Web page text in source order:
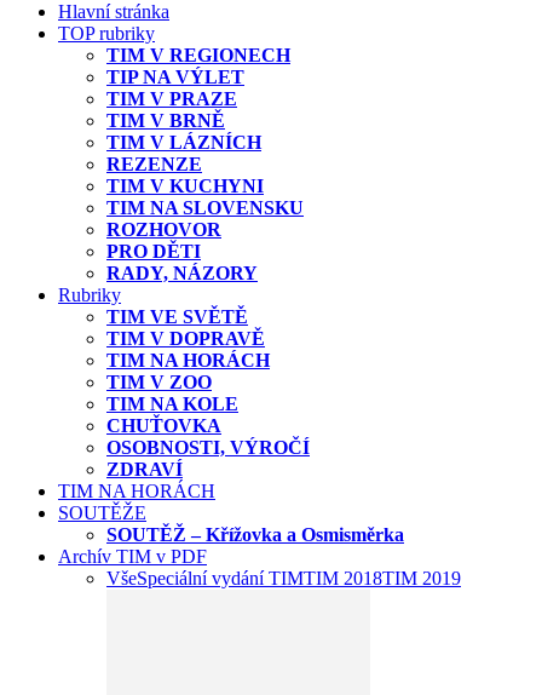
Hlavní stránka
TOP rubriky
TIM V REGIONECH
TIP NA VÝLET
TIM V PRAZE
TIM V BRNĚ
TIM V LÁZNÍCH
REZENZE
TIM V KUCHYNI
TIM NA SLOVENSKU
ROZHOVOR
PRO DĚTI
RADY, NÁZORY
Rubriky
TIM VE SVĚTĚ
TIM V DOPRAVĚ
TIM NA HORÁCH
TIM V ZOO
TIM NA KOLE
CHUŤOVKA
OSOBNOSTI, VÝROČÍ
ZDRAVÍ
TIM NA HORÁCH
SOUTĚŽE
SOUTĚŽ – Křížovka a Osmisměrka
Archív TIM v PDF
VšeSpeciální vydání TIMTIM 2018TIM 2019